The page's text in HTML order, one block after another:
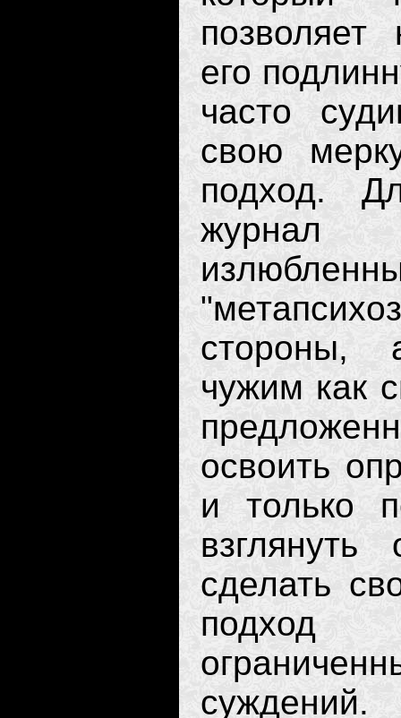
позволяет
его
часто
свою
подход.
журнал
стороны,
чужим как
освоить
и только
взглянуть
сделать
подход